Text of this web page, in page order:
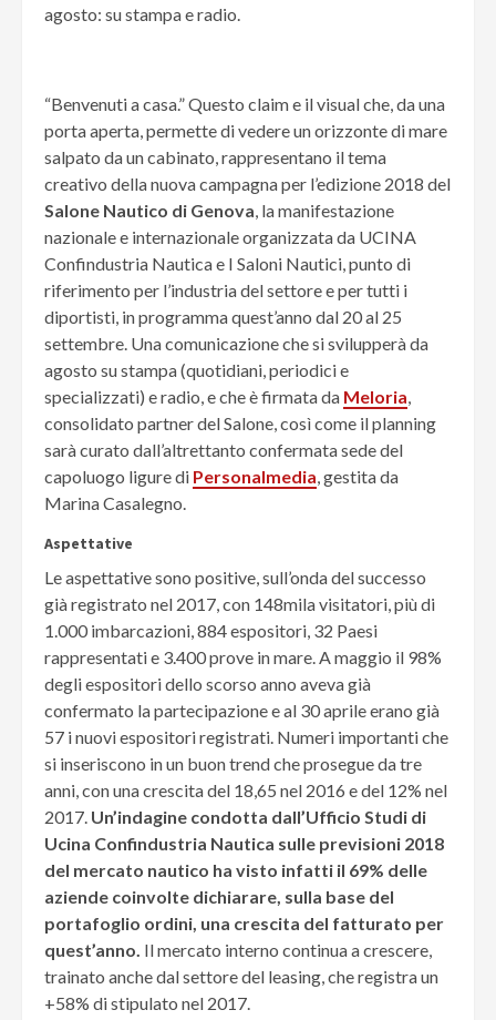
agosto: su stampa e radio.
“Benvenuti a casa.” Questo claim e il visual che, da una
porta aperta, permette di vedere un orizzonte di mare
salpato da un cabinato, rappresentano il tema
creativo della nuova campagna per l’edizione 2018 del
Salone Nautico di Genova, la manifestazione
nazionale e internazionale organizzata da UCINA
Confindustria Nautica e I Saloni Nautici, punto di
riferimento per l’industria del settore e per tutti i
diportisti, in programma quest’anno dal 20 al 25
settembre. Una comunicazione che si svilupperà da
agosto su stampa (quotidiani, periodici e
specializzati) e radio, e che è firmata da Meloria,
consolidato partner del Salone, così come il planning
sarà curato dall’altrettanto confermata sede del
capoluogo ligure di Personalmedia, gestita da
Marina Casalegno.
Aspettative
Le aspettative sono positive, sull’onda del successo
già registrato nel 2017, con 148mila visitatori, più di
1.000 imbarcazioni, 884 espositori, 32 Paesi
rappresentati e 3.400 prove in mare. A maggio il 98%
degli espositori dello scorso anno aveva già
confermato la partecipazione e al 30 aprile erano già
57 i nuovi espositori registrati. Numeri importanti che
si inseriscono in un buon trend che prosegue da tre
anni, con una crescita del 18,65 nel 2016 e del 12% nel
2017. Un’indagine condotta dall’Ufficio Studi di
Ucina Confindustria Nautica sulle previsioni 2018
del mercato nautico ha visto infatti il 69% delle
aziende coinvolte dichiarare, sulla base del
portafoglio ordini, una crescita del fatturato per
quest’anno. Il mercato interno continua a crescere,
trainato anche dal settore del leasing, che registra un
+58% di stipulato nel 2017.